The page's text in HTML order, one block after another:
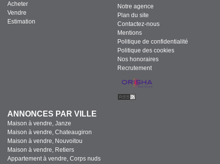
Acheter
Vendre
Estimation
Notre agence
Plan du site
Contactez-nous
Mentions
Politique de confidentialité
Politique des cookies
Nos honoraires
Recrutement
ANNONCES PAR VILLE
Maison à vendre, Janze
Maison à vendre, Chateaugiron
Maison à vendre, Nouvoitou
Maison à vendre, Retiers
Appartement à vendre, Corps nuds